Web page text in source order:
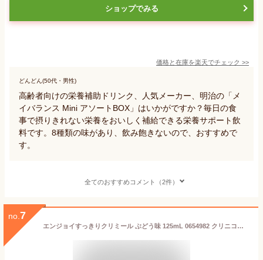
ショップでみる
価格と在庫を楽天でチェック >>
どんどん(50代・男性)
高齢者向けの栄養補助ドリンク、人気メーカー、明治の「メ
イバランス Mini アソートBOX」はいかがですか？毎日の食
事で摂りきれない栄養をおいしく補給できる栄養サポート飲
料です。8種類の味があり、飲み飽きないので、おすすめで
す。
全てのおすすめコメント（2件）
no. 7
エンジョイすっきりクリミール ぶどう味 125mL 0654982 クリニコ栄養補助飲料 エンジョイシリーズ 飲料 ドリンク 栄養補給 脂質ゼロ シールド乳酸菌 食品 シニア 高齢者 介護用品